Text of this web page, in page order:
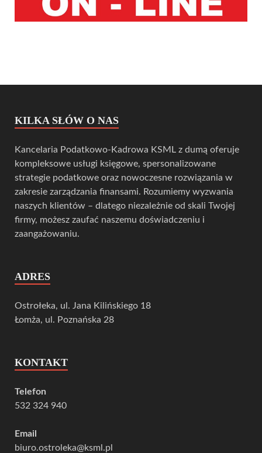
KILKA SŁÓW O NAS
Kancelaria Podatkowo-Kadrowa KSML z dumą oferuje
kompleksowe usługi księgowe, spersonalizowane
strategie podatkowe oraz nowoczesne rozwiązania w
zakresie zarządzania finansami. Rozumiemy wyzwania
naszych klientów – dlatego niezależnie od skali Twojej
firmy, możesz zaufać naszemu doświadczeniu i
zaangażowaniu.
ADRES
Ostrołeka, ul. Jana Kilińskiego 18
Łomża, ul. Poznańska 28
KONTAKT
Telefon
532 324 940
Email
biuro.ostroleka@ksml.pl